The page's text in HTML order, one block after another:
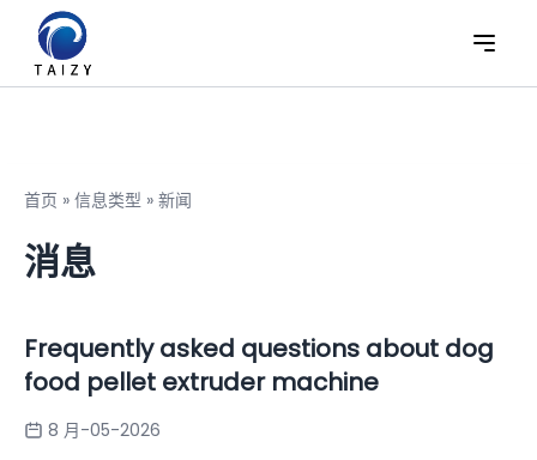
首页 » 信息类型 » 新闻
消息
Frequently asked questions about dog
food pellet extruder machine
8 月-05-2026